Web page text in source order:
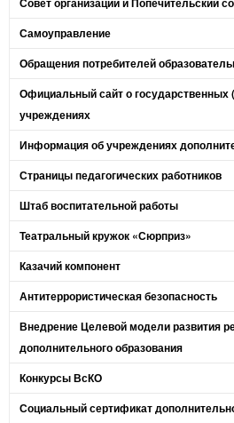
Самоуправление
Обращения потребителей
Официальный сайт о
учреждениях
Информация об учреждениях
Страницы педагогических работников
Штаб воспитательной работы
Театральный кружок «Сюрприз»
Казачий компонент
Антитеррористическая безопасность
Внедрение Целевой модели развития
дополнительного образования
Конкурсы ВсКО
Социальный сертификат